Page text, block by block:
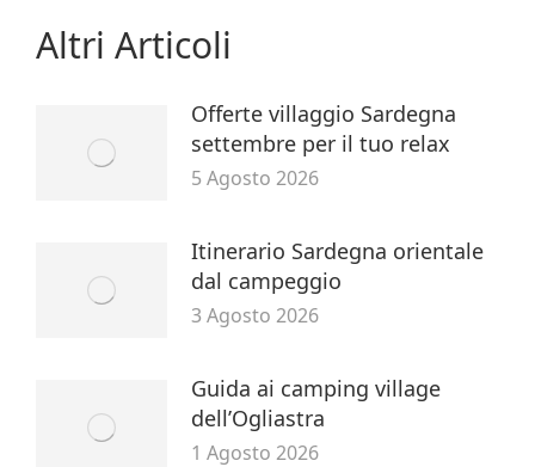
Altri Articoli
Offerte villaggio Sardegna
settembre per il tuo relax
5 Agosto 2026
Itinerario Sardegna orientale
dal campeggio
3 Agosto 2026
Guida ai camping village
dell’Ogliastra
1 Agosto 2026